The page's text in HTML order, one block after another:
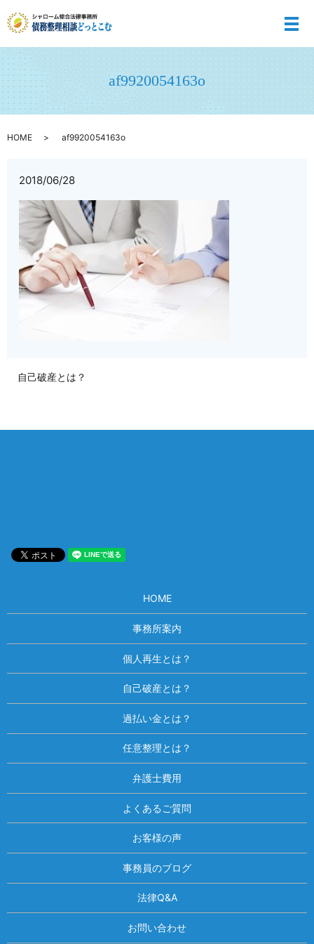
メ
af9920054163o
HOME af9920054163o
2018/06/28
自己破産とは？
HOME
事務所案内
個人再生とは？
自己破産とは？
過払い金とは？
任意整理とは？
弁護士費用
よくあるご質問
お客様の声
事務員のブログ
法律Q&A
お問い合わせ